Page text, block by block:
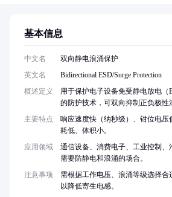
基本信息
中文名
双向静电浪涌保护
英文名
Bidirectional ESD/Surge Protection
概述定义
用于保护电子设备免受静电放电（
的防护技术，可双向抑制正负极性
主要特点
响应速度快（纳秒级）、钳位电压
耗低、体积小。
应用领域
通信设备、消费电子、工业控制、
需要防静电和浪涌的场合。
注意事项
需根据工作电压、浪涌等级选择
以降低寄生电感。